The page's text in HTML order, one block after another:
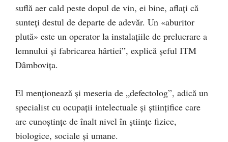
suflă aer cald peste dopul de vin, ei bine, aflaţi că
sunteţi destul de departe de adevăr. Un «aburitor
plută» este un operator la instalaţiile de prelucrare a
lemnului şi fabricarea hârtiei”, explică şeful ITM
Dâmboviţa.
El menţionează şi meseria de „defectolog”, adică un
specialist cu ocupaţii intelectuale şi ştiinţifice care
are cunoştinţe de înalt nivel în ştiinţe fizice,
biologice, sociale şi umane.